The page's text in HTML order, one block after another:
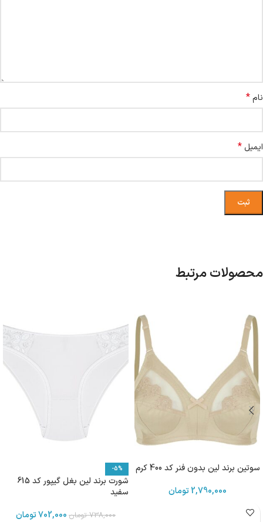
نام*
ایمیل *
محصولات مرتبط
سوتین برند لین بدون فنر کد 400 کرم
2,790,000 تومان
-5%
شورت برند لین بغل گیپور کد 615
سفید
738,000 تومان 702,000تومان